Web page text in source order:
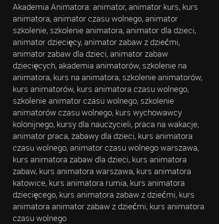
Akademia Animatora: animator, animator kurs, kurs
animatora, animator czasu wolnego, animator
szkolenie, szkolenie animatora, animator dla dzieci,
animator dziecięcy, animator zabaw z dziećmi,
animator zabaw dla dzieci, animator zabaw
dziecięcych, akademia animatorów, szkolenie na
animatora, kurs na animatora, szkolenie animatorów,
kurs animatorów, kurs animatora czasu wolnego,
szkolenie animator czasu wolnego, szkolenie
animatorów czasu wolnego, kurs wychowawcy
kolonijnego, kursy dla nauczycieli, praca na wakacje,
animator praca, zabawy dla dzieci, kurs animatora
czasu wolnego, animator czasu wolnego warszawa,
kurs animatora zabaw dla dzieci, kurs animatora
zabaw, kurs animatora warszawa, kurs animatora
katowice, kurs animatora rumia, kurs animatora
dziecięcego, kurs animatora zabaw z dziećmi, kurs
animatora animator zabaw z dziećmi, kurs animatora
czasu wolnego